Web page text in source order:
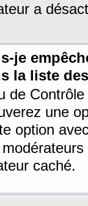
a
je
la liste
de
une
option
caché.